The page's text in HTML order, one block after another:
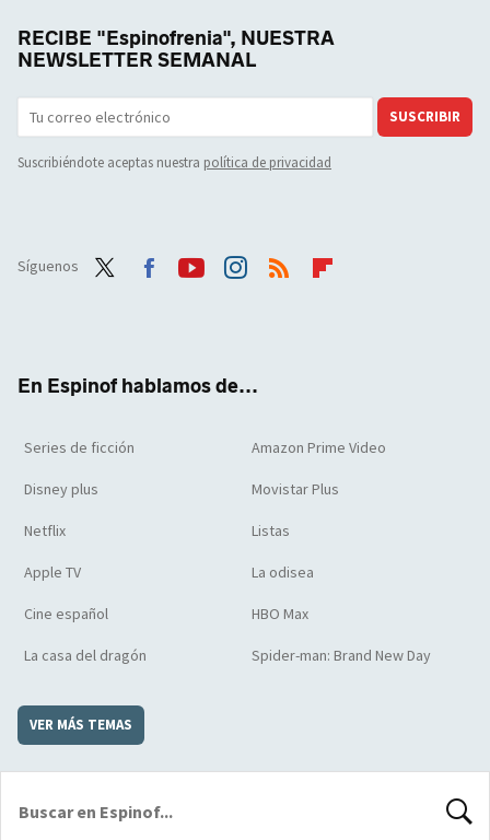
RECIBE "Espinofrenia", NUESTRA
NEWSLETTER SEMANAL
SUSCRIBIR
Suscribiéndote aceptas nuestra política de privacidad
Síguenos
En Espinof hablamos de...
Series de ficción Amazon Prime Video
Disney plus Movistar Plus
Netflix Listas
Apple TV La odisea
Cine español HBO Max
La casa del dragón Spider-man: Brand New Day
VER MÁS TEMAS